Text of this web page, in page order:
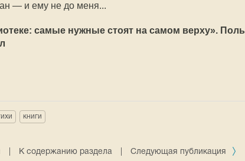
— и ему не до меня...
самые нужные стоят на самом верху». Поль
книги
К содержанию раздела Следующая публикация